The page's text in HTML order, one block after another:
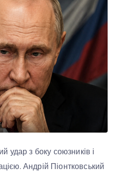
удар з боку союзників і
Андрій Піонтковський